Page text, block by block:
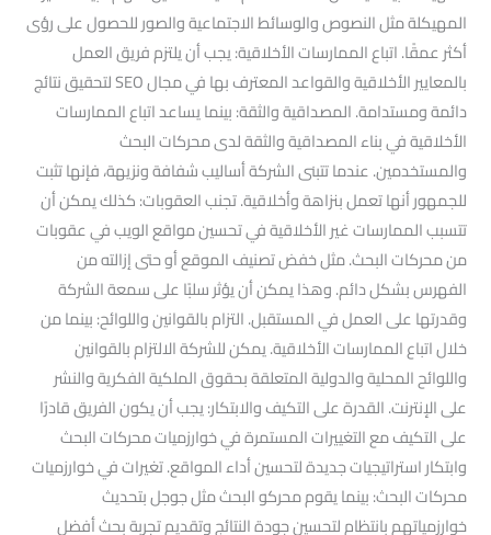
المهيكلة مثل النصوص والوسائط الاجتماعية والصور للحصول على رؤى
أكثر عمقًا. اتباع الممارسات الأخلاقية: يجب أن يلتزم فريق العمل
بالمعايير الأخلاقية والقواعد المعترف بها في مجال SEO لتحقيق نتائج
دائمة ومستدامة. المصداقية والثقة: بينما يساعد اتباع الممارسات
الأخلاقية في بناء المصداقية والثقة لدى محركات البحث
والمستخدمين. عندما تتبنى الشركة أساليب شفافة ونزيهة، فإنها تثبت
للجمهور أنها تعمل بنزاهة وأخلاقية. تجنب العقوبات: كذلك يمكن أن
تتسبب الممارسات غير الأخلاقية في تحسين مواقع الويب في عقوبات
من محركات البحث. مثل خفض تصنيف الموقع أو حتى إزالته من
الفهرس بشكل دائم. وهذا يمكن أن يؤثر سلبًا على سمعة الشركة
وقدرتها على العمل في المستقبل. التزام بالقوانين واللوائح: بينما من
خلال اتباع الممارسات الأخلاقية. يمكن للشركة الالتزام بالقوانين
واللوائح المحلية والدولية المتعلقة بحقوق الملكية الفكرية والنشر
على الإنترنت. القدرة على التكيف والابتكار: يجب أن يكون الفريق قادرًا
على التكيف مع التغييرات المستمرة في خوارزميات محركات البحث
وابتكار استراتيجيات جديدة لتحسين أداء المواقع. تغيرات في خوارزميات
محركات البحث: بينما يقوم محركو البحث مثل جوجل بتحديث
خوارزمياتهم بانتظام لتحسين جودة النتائج وتقديم تجربة بحث أفضل